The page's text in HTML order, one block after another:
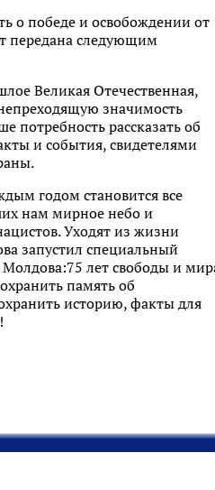
о победе и освобождении от
передана следующим
Великая Отечественная,
значимость
потребность рассказать об
и события, свидетелями
годом становится все
нам мирное небо и
Уходят из жизни
запустил специальный
лет свободы и
память об
историю, факты для